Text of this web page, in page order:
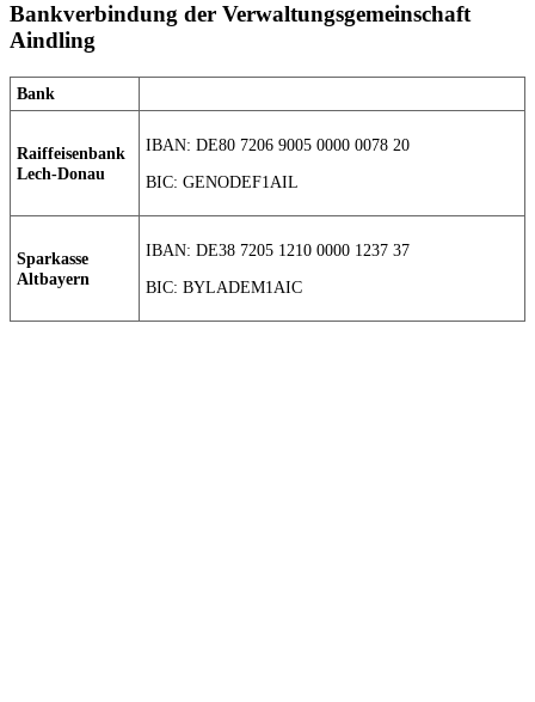
Bankverbindung der Verwaltungsgemeinschaft
Aindling
Bank
Raiffeisenbank
Lech-Donau
IBAN: DE80 7206 9005 0000 0078 20
BIC: GENODEF1AIL
Sparkasse
Altbayern
IBAN: DE38 7205 1210 0000 1237 37
BIC: BYLADEM1AIC